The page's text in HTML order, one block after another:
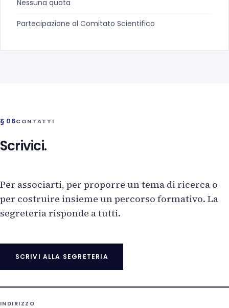
Nessuna quota
Partecipazione al Comitato Scientifico
§ 06CONTATTI
Scrivici.
Per associarti, per proporre un tema di ricerca o
per costruire insieme un percorso formativo. La
segreteria risponde a tutti.
SCRIVI ALLA SEGRETERIA
INDIRIZZO